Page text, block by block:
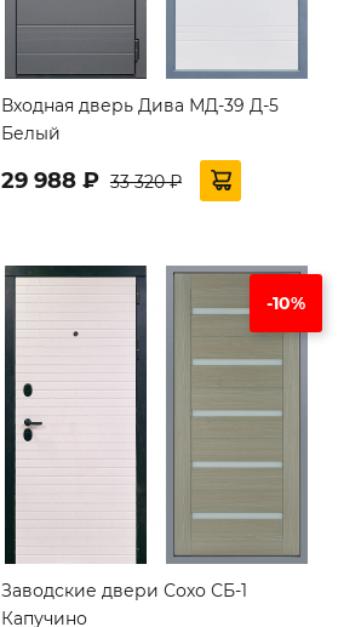
Входная дверь Дива МД-39 Д-5
Белый
29 988 ₽ 33 320 ₽
-10%
Заводские двери Сохо СБ-1
Капучино